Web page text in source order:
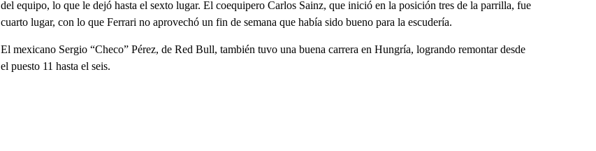
del equipo, lo que le dejó hasta el sexto lugar. El coequipero Carlos Sainz, que inició en la posición tres de la parrilla, fue
cuarto lugar, con lo que Ferrari no aprovechó un fin de semana que había sido bueno para la escudería.
El mexicano Sergio “Checo” Pérez, de Red Bull, también tuvo una buena carrera en Hungría, logrando remontar desde
el puesto 11 hasta el seis.